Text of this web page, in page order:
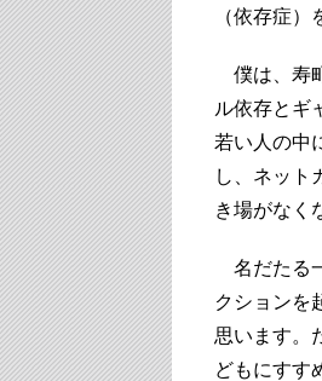
（依存症
僕は、寿
ル依存とギ
若い人の中
し、ネット
き場がなく
名だたる
クションを
思います。
どもにすす